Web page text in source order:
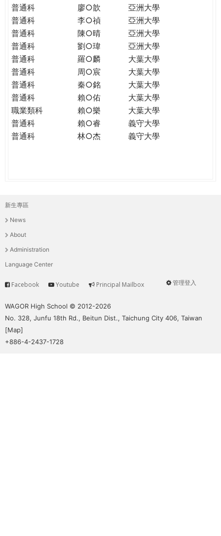
普通科
廖○歆
亞洲大學
普通科
李○禎
亞洲大學
普通科
陳○晴
亞洲大學
普通科
劉○瑋
亞洲大學
普通科
羅○麟
大葉大學
普通科
周○宸
大葉大學
普通科
秦○銘
大葉大學
普通科
賴○佑
大葉大學
職業類科
賴○樂
大葉大學
普通科
賴○睿
義守大學
普通科
林○杰 義守大學
主
選
單
新生專區
News
About
Administration
Language Center
User
管理登入
Service
Facebook Youtube Principal Mailbox
WAGOR High School © 2012-2026
No. 328, Junfu 18th Rd., Beitun Dist., Taichung City 406, Taiwan
[Map]
+886-4-2437-1728